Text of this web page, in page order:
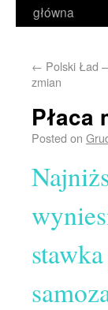
główna
← Polski Ład
zmian
Płaca
Posted on